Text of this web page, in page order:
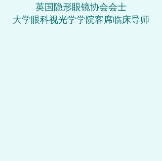
英国隐形眼镜协会会士
大学眼科视光学学院客席临床导师